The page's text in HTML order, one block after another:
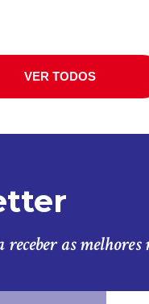
VER TODOS
as melhores